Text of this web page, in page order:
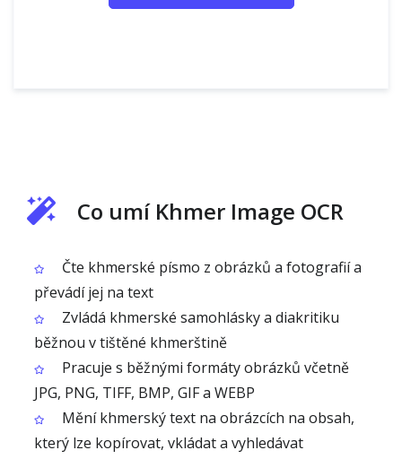
Co umí Khmer Image OCR
Čte khmerské písmo z obrázků a fotografií a
převádí jej na text
Zvládá khmerské samohlásky a diakritiku
běžnou v tištěné khmerštině
Pracuje s běžnými formáty obrázků včetně
JPG, PNG, TIFF, BMP, GIF a WEBP
Mění khmerský text na obrázcích na obsah,
který lze kopírovat, vkládat a vyhledávat